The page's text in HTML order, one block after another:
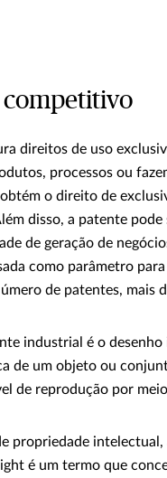
direitos de uso
processos ou
o direito de
disso, a patente
de geração de
como parâmetro
de patentes, mais
industrial é o
de um objeto ou
de reprodução por
propriedade
é um termo que